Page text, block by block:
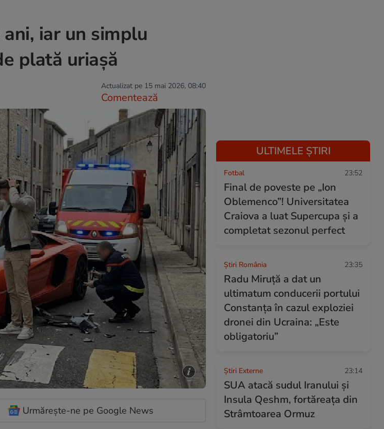
iar un simplu
plată uriașă
Actualizat pe 15 mai 2026, 08:40
Comentează
Urmărește-ne pe Google News
ULTIMELE ȘTIRI
Fotbal 23:52
Final de poveste pe „Ion
Oblemenco”! Universitatea
Craiova a luat Supercupa și a
completat sezonul perfect
Știri România 23:35
Radu Miruță a dat un
ultimatum conducerii portului
Constanța în cazul exploziei
dronei din Ucraina: „Este
obligatoriu”
Știri Externe 23:14
SUA atacă sudul Iranului și
Insula Qeshm, fortăreața din
Strâmtoarea Ormuz